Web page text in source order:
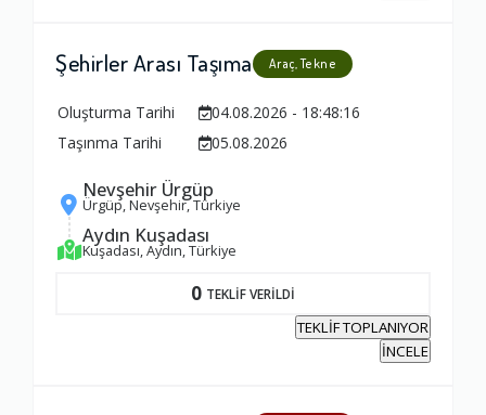
Şehirler Arası Taşıma Araç, Tekne
Oluşturma Tarihi
04.08.2026 - 18:48:16
Taşınma Tarihi
05.08.2026
Nevşehir Ürgüp
Ürgüp, Nevşehir, Türkiye
Aydın Kuşadası
Kuşadası, Aydın, Türkiye
0 TEKLİF VERİLDİ
TEKLİF TOPLANIYOR
İNCELE